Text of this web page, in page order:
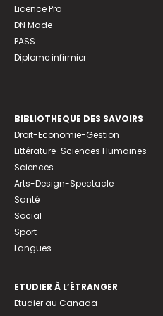
Licence Pro
DN Made
PASS
Diplome infirmier
BIBLIOTHEQUE DES SAVOIRS
Droit-Economie-Gestion
Littérature-Sciences Humaines
Sciences
Arts-Design-Spectacle
Santé
Social
Sport
Langues
ETUDIER À L’ÉTRANGER
Etudier au Canada